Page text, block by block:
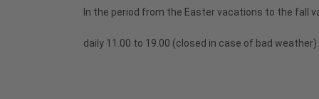
In the period from the Easter vacations to the fall
daily 11.00 to 19.00 (closed in case of bad weather)